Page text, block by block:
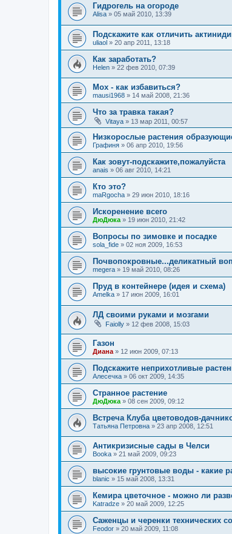
Гидрогель на огороде
Alisa » 05 май 2010, 13:39
Подскажите как отличить
uliaol » 20 апр 2011, 13:18
Как заработать?
Helen » 22 фев 2010, 07:39
Мох - как избавиться?
mausi1968 » 14 май 2008, 21:36
Что за травка такая?
Vitaya » 13 мар 2011, 00:57
Низкорослые растения
Графиня » 06 апр 2010, 19:56
Как зовут-подскажите,пожалуйста
anais » 06 авг 2010, 14:21
Кто это?
maRgocha » 29 июн 2010, 18:16
Искоренение всего
ДюДюка » 19 июн 2010, 21:42
Вопросы по зимовке и посадке
sola_fide » 02 ноя 2009, 16:53
Почвопокровные...деликатный
megera » 19 май 2010, 08:26
Пруд в контейнере (идея и схема)
Amelka » 17 июн 2009, 16:01
ЛД своими руками и мозгами
Faiolly » 12 фев 2008, 15:03
Газон
Диана » 12 июн 2009, 07:13
Подскажите неприхотливые
Алесечка » 06 окт 2009, 14:35
Странное растение
ДюДюка » 08 сен 2009, 09:12
Встреча Клуба цветоводов-
Татьяна Петровна » 23 апр 2008, 12:51
Антикризисные сады в Челси
Booka » 21 май 2009, 09:23
высокие грунтовые воды - какие
blanic » 15 май 2008, 13:31
Кемира цветочное - можно ли
Katradze » 20 май 2009, 12:25
Саженцы и черенки технических
Feodor » 20 май 2009, 11:08